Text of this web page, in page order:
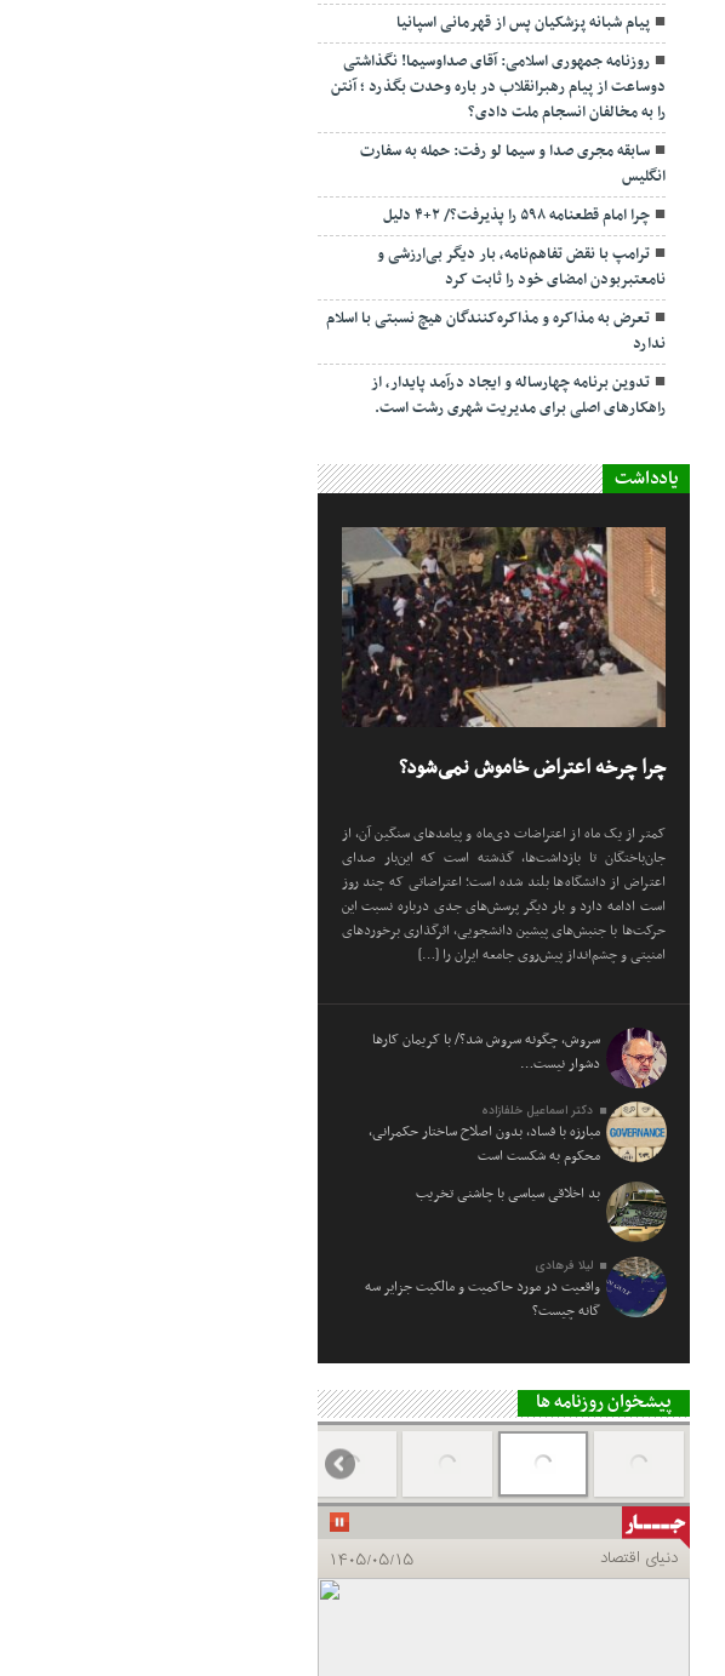
پیام شبانه پزشکیان پس از قهرمانی اسپانیا
روزنامه جمهوری اسلامی: آقای صداوسیما! نگذاشتی
دوساعت از پیام رهبرانقلاب در باره وحدت بگذرد ؛ آنتن
را به مخالفان انسجام ملت دادی؟
سابقه مجری صدا و سیما لو رفت: حمله به سفارت
انگلیس
چرا امام قطعنامه ۵۹۸ را پذیرفت؟/ ۲+۴ دلیل
ترامپ با نقض تفاهم‌نامه، بار دیگر بی‌ارزشی و
نامعتبربودن امضای خود را ثابت کرد
تعرض به مذاکره و مذاکره‌کنندگان هیچ نسبتی با اسلام
ندارد
تدوین برنامه چهارساله و ایجاد درآمد پایدار، از
راهکارهای اصلی برای مدیریت شهری رشت است.
یادداشت
چرا چرخه اعتراض خاموش نمی‌شود؟
کمتر از یک ماه از اعتراضات دی‌ماه و پیامد‌های سنگین آن، از
جان‌باختگان تا بازداشت‌ها، گذشته است که این‌بار صدای
اعتراض از دانشگاه‌ها بلند شده است؛ اعتراضاتی که چند روز
است ادامه دارد و بار دیگر پرسش‌های جدی درباره نسبت این
حرکت‌ها با جنبش‌های پیشین دانشجویی، اثرگذاری برخورد‌های
امنیتی و چشم‌انداز پیش‌روی جامعه ایران را […]
سروش، چگونه سروش شد؟/ با کریمان کارها
دشوار نیست…
دکتر اسماعیل خلفازاده
مبارزه با فساد، بدون اصلاح ساختار حکمرانی،
محکوم به شکست است
بد اخلاقی سیاسی با چاشنی تخریب
لیلا فرهادی
واقعیت در مورد حاکمیت و مالکیت جزایر سه
گانه چیست؟
پیشخوان روزنامه ها